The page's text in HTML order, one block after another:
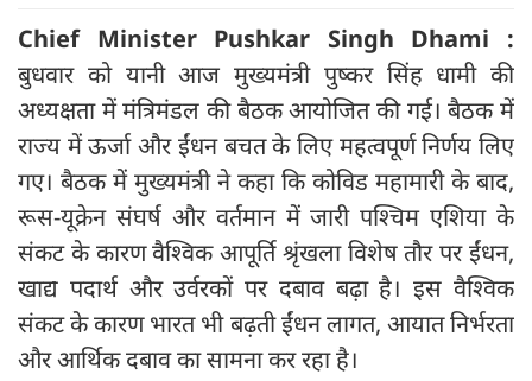
Chief Minister Pushkar Singh Dhami :
बुधवार को यानी आज मुख्यमंत्री पुष्कर सिंह धामी की
अध्यक्षता में मंत्रिमंडल की बैठक आयोजित की गई। बैठक में
राज्य में ऊर्जा और ईंधन बचत के लिए महत्वपूर्ण निर्णय लिए
गए। बैठक में मुख्यमंत्री ने कहा कि कोविड महामारी के बाद,
रूस-यूक्रेन संघर्ष और वर्तमान में जारी पश्चिम एशिया के
संकट के कारण वैश्विक आपूर्ति श्रृंखला विशेष तौर पर ईंधन,
खाद्य पदार्थ और उर्वरकों पर दबाव बढ़ा है। इस वैश्विक
संकट के कारण भारत भी बढ़ती ईंधन लागत, आयात निर्भरता
और आर्थिक दबाव का सामना कर रहा है।